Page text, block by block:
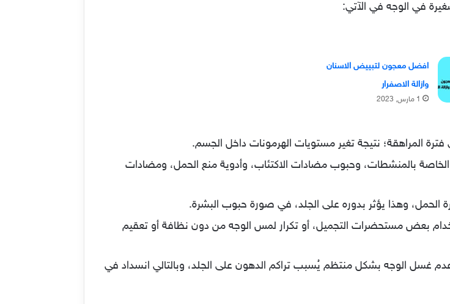
في الوجه في الآتي:
افضل معجون لتبييض الاسنان
وازالة الاصفرار
1 مارس, 2023
المراهقة؛ نتيجة تغير مستويات الهرمونات داخل الجسم.
بالمنشطات، وحبوب مضادات الاكتئاب، وأدوية منع الحمل، ومضادات
وهذا يؤثر بدوره على الجلد، في صورة حبوب البشرة.
بعض مستحضرات التجميل، أو تكرار لمس الوجه من دون نظافة أو تعقيم
غسل الوجه بشكل منتظم يُسبب تراكم الدهون على الجلد، وبالتالي انسداد في